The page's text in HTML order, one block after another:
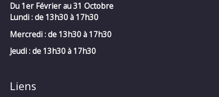
Du 1er Février au 31 Octobre
Lundi : de 13h30 à 17h30
Mercredi :de 13h30 à 17h30
Jeudi : de 13h30 à 17h30
Liens